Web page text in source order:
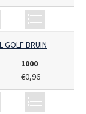
GOLF BRUIN
1000
€0,96